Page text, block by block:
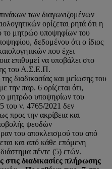
των διαγωνιζομένων
ορίζεται ρητά ότι η
το μητρώο υποψηφίων του
δεδομένου ότι ο ίδιος
που έχει
επιθυμεί να υποβάλει στο
του Α.Σ.Ε.Π.
διαδικασίας και μείωσης του
την παρ. 6 ορίζεται ότι,
μητρώο υποψηφίων του
ν. 4765/2021 δεν
προς την ακρίβεια και
ψευδών
του αποκλεισμού του από
και από κάθε επόμενη
πέντε (5) ετών.
διαδικασίες πλήρωσης